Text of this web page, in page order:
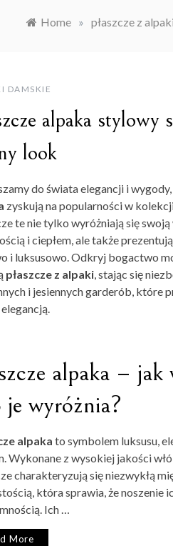
Home » płaszcze z alpaki
DAMSKIE
alpaka stylowy
look
do świata elegancji i
zyskują na popularności w
te nie tylko wyróżniają się
i ciepłem, ale także
i luksusowo. Odkryj bogactwo
płaszcze z alpaki, stając się
i jesiennych garderób, które
alpaka – jak
je wyróżnia?
alpaka to symbolem luksusu,
Wykonane z wysokiej jakości
charakteryzują się niezwykłą
która sprawia, że noszenie
Ich …
More